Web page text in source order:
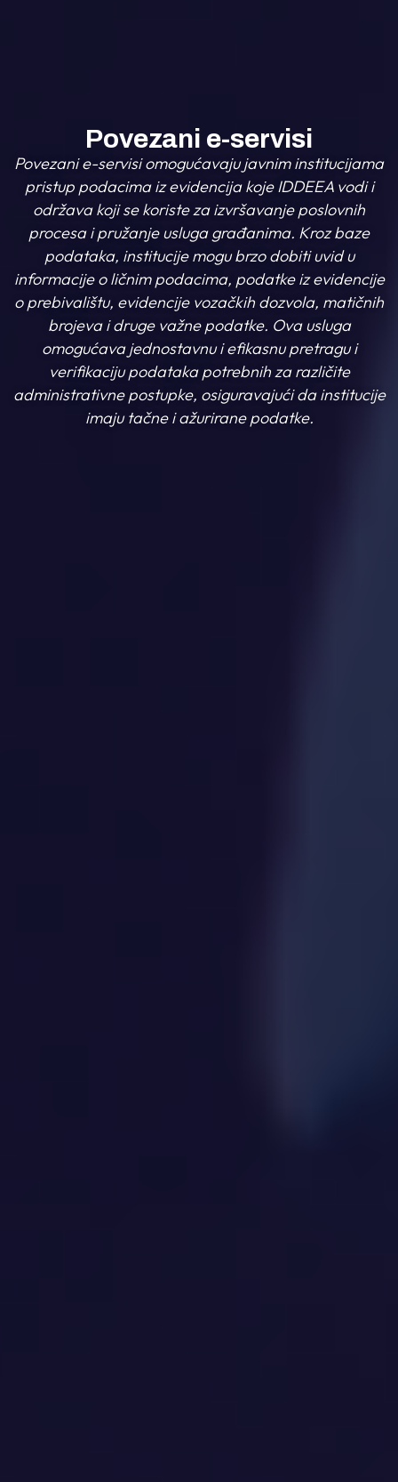
Povezani e-servisi
Povezani e-servisi omogućavaju javnim institucijama
pristup podacima iz evidencija koje IDDEEA vodi i
održava koji se koriste za izvršavanje poslovnih
procesa i pružanje usluga građanima. Kroz baze
podataka, institucije mogu brzo dobiti uvid u
informacije o ličnim podacima, podatke iz evidencije
o prebivalištu, evidencije vozačkih dozvola, matičnih
brojeva i druge važne podatke. Ova usluga
omogućava jednostavnu i efikasnu pretragu i
verifikaciju podataka potrebnih za različite
administrativne postupke, osiguravajući da institucije
imaju tačne i ažurirane podatke.